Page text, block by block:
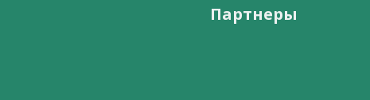
Партнеры